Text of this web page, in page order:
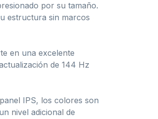
por su tamaño.
estructura sin marcos
en una excelente
de 144 Hz
IPS, los colores son
nivel adicional de